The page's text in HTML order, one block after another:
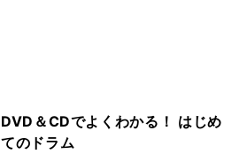
DVD＆CDでよくわかる！ はじめ
てのドラム